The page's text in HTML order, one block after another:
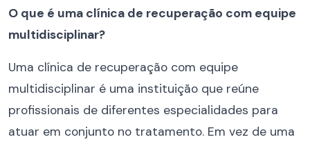
O que é uma clínica de recuperação com equipe
multidisciplinar?
Uma clínica de recuperação com equipe
multidisciplinar é uma instituição que reúne
profissionais de diferentes especialidades para
atuar em conjunto no tratamento. Em vez de uma